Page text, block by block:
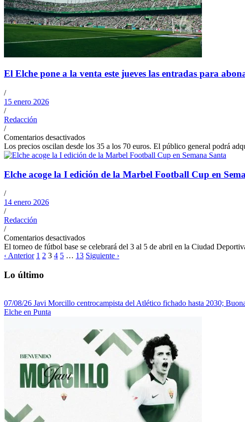
El Elche pone a la venta este jueves las entradas para
/
15 enero 2026
/
Redacción
/
Comentarios desactivados
Los precios oscilan desde los 35 a los 70 euros. El público general podrá
Elche acoge la I edición de la Marbel Football Cup en
/
14 enero 2026
/
Redacción
/
Comentarios desactivados
El torneo de fútbol base se celebrará del 3 al 5 de abril en la Ciudad
‹ Anterior 1 2 3 4 5 … 13 Siguiente ›
Lo último
07/08/26 Javi Morcillo centrocampista del Atlético fichado hasta 2030;
Elche en Punta